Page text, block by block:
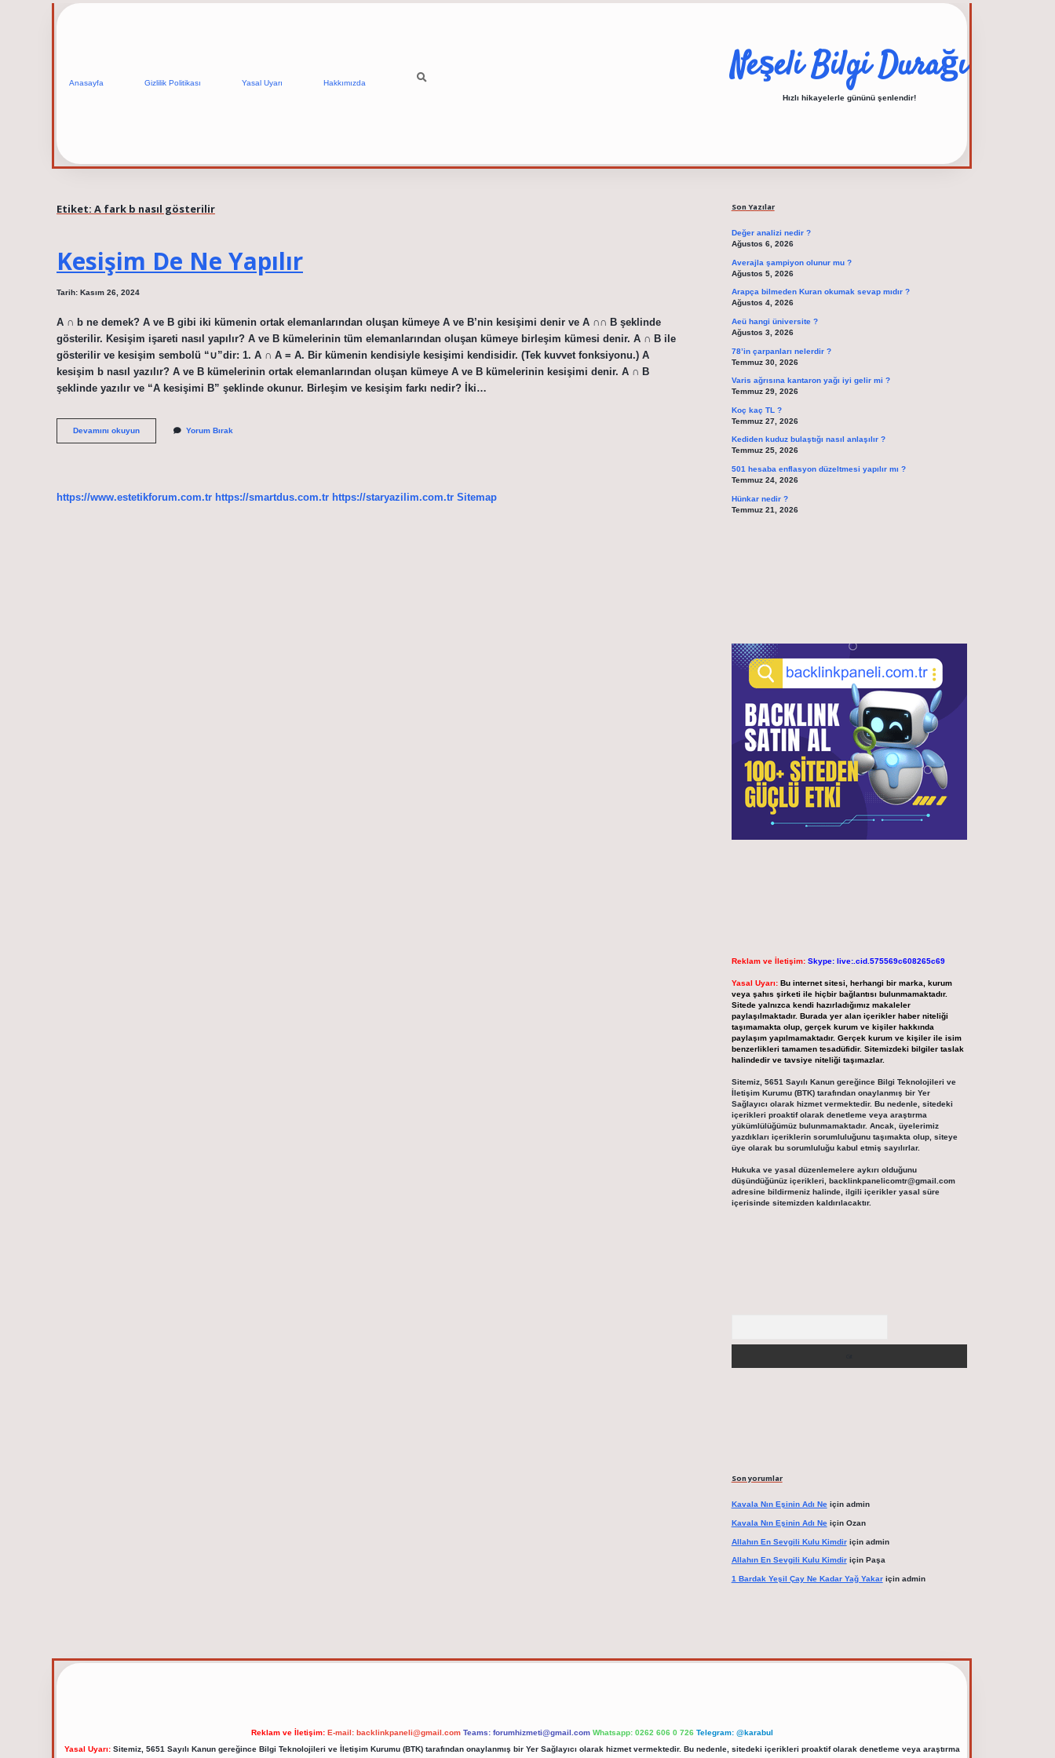
Anasayfa Gizlilik Politikası Yasal Uyarı Hakkımızda Neşeli Bilgi Durağı
Hızlı hikayelerle gününü şenlendir!
Etiket: A fark b nasıl gösterilir
Kesişim De Ne Yapılır
Tarih: Kasım 26, 2024
A ∩ b ne demek? A ve B gibi iki kümenin ortak elemanlarından oluşan kümeye A ve B’nin kesişimi denir ve A ∩∩ B şeklinde
gösterilir. Kesişim işareti nasıl yapılır? A ve B kümelerinin tüm elemanlarından oluşan kümeye birleşim kümesi denir. A ∩ B ile
gösterilir ve kesişim sembolü “∪”dir: 1. A ∩ A = A. Bir kümenin kendisiyle kesişimi kendisidir. (Tek kuvvet fonksiyonu.) A
kesişim b nasıl yazılır? A ve B kümelerinin ortak elemanlarından oluşan kümeye A ve B kümelerinin kesişimi denir. A ∩ B
şeklinde yazılır ve “A kesişimi B” şeklinde okunur. Birleşim ve kesişim farkı nedir? İki…
Devamını okuyunKesişim
De
Yorum Bırak
https://www.estetikforum.com.tr https://smartdus.com.tr https://staryazilim.com.tr Sitemap
Son Yazılar
Değer analizi nedir ?
Ağustos 6, 2026
Averajla şampiyon olunur mu ?
Ağustos 5, 2026
Arapça bilmeden Kuran okumak sevap mıdır ?
Ağustos 4, 2026
Aeü hangi üniversite ?
Ağustos 3, 2026
78’in çarpanları nelerdir ?
Temmuz 30, 2026
Varis ağrısına kantaron yağı iyi gelir mi ?
Temmuz 29, 2026
Koç kaç TL ?
Temmuz 27, 2026
Kediden kuduz bulaştığı nasıl anlaşılır ?
Temmuz 25, 2026
501 hesaba enflasyon düzeltmesi yapılır mı ?
Temmuz 24, 2026
Hünkar nedir ?
Temmuz 21, 2026
Reklam ve İletişim: Skype: live:.cid.575569c608265c69
Yasal Uyarı: Bu internet sitesi, herhangi bir marka, kurum
veya şahıs şirketi ile hiçbir bağlantısı bulunmamaktadır.
Sitede yalnızca kendi hazırladığımız makaleler
paylaşılmaktadır. Burada yer alan içerikler haber niteliği
taşımamakta olup, gerçek kurum ve kişiler hakkında
paylaşım yapılmamaktadır. Gerçek kurum ve kişiler ile isim
benzerlikleri tamamen tesadüfidir. Sitemizdeki bilgiler taslak
halindedir ve tavsiye niteliği taşımazlar.
Sitemiz, 5651 Sayılı Kanun gereğince Bilgi Teknolojileri ve
İletişim Kurumu (BTK) tarafından onaylanmış bir Yer
Sağlayıcı olarak hizmet vermektedir. Bu nedenle, sitedeki
içerikleri proaktif olarak denetleme veya araştırma
yükümlülüğümüz bulunmamaktadır. Ancak, üyelerimiz
yazdıkları içeriklerin sorumluluğunu taşımakta olup, siteye
üye olarak bu sorumluluğu kabul etmiş sayılırlar.
Hukuka ve yasal düzenlemelere aykırı olduğunu
düşündüğünüz içerikleri, backlinkpanelicomtr@gmail.com
adresine bildirmeniz halinde, ilgili içerikler yasal süre
içerisinde sitemizden kaldırılacaktır.
Son yorumlar
Kavala Nın Eşinin Adı Neiçin admin
Kavala Nın Eşinin Adı Neiçin Ozan
Allahın En Sevgili Kulu Kimdiriçin admin
Allahın En Sevgili Kulu Kimdiriçin Paşa
1 Bardak Yeşil Çay Ne Kadar Yağ Yakariçin admin
elexbet güncel adresi
Reklam ve İletişim: E-mail: backlinkpaneli@gmail.com Teams: forumhizmeti@gmail.com Whatsapp: 0262 606 0 726 Telegram: @karabul
Yasal Uyarı:Sitemiz, 5651 Sayılı Kanun gereğince Bilgi Teknolojileri ve İletişim Kurumu (BTK) tarafından onaylanmış bir Yer Sağlayıcı olarak hizmet vermektedir. Bu nedenle, sitedeki içerikleri proaktif olarak denetleme veya araştırma